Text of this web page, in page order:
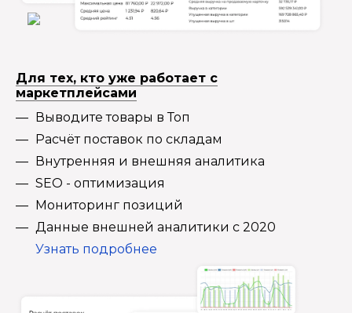
Для тех, кто уже работает с
маркетплейсами
Выводите товары в Топ
Расчёт поставок по складам
Внутренняя и внешняя аналитика
SEO - оптимизация
Мониторинг позиций
Данные внешней аналитики с 2020
Узнать подробнее